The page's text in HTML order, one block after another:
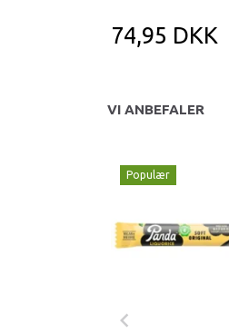
74,95 DKK
VI ANBEFALER
Populær